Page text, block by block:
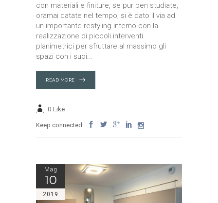
con materiali e finiture, se pur ben studiate,
oramai datate nel tempo, si è dato il via ad
un importante restyling interno con la
realizzazione di piccoli interventi
planimetrici per sfruttare al massimo gli
spazi con i suoi
READ MORE
0 Like
Keep connected
Mag
10
2019